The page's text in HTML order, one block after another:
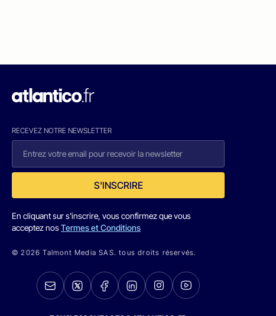
RECEVEZ NOTRE NEWSLETTER
S'INSCRIRE
En cliquant sur s'inscrire, vous confirmez que vous
acceptez nosTermes et Conditions
© 2026 Talmont Media SAS. tous droits réservés.